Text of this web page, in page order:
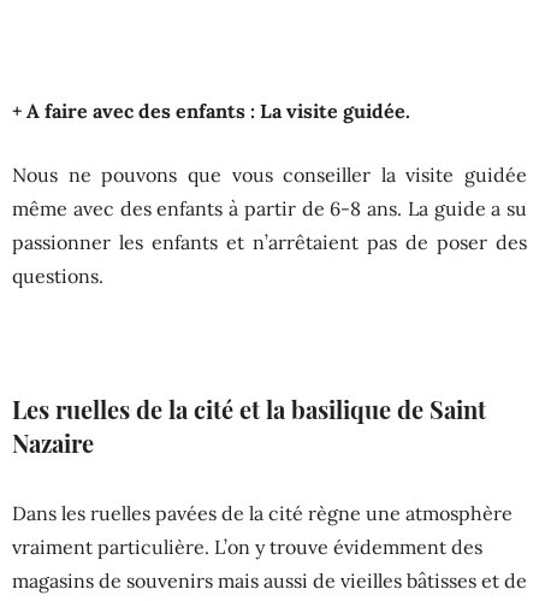
+ A faire avec des enfants : La visite guidée.
Nous ne pouvons que vous conseiller la visite guidée
même avec des enfants à partir de 6-8 ans. La guide a su
passionner les enfants et n’arrêtaient pas de poser des
questions.
Les ruelles de la cité et la basilique de Saint
Nazaire
Dans les ruelles pavées de la cité règne une atmosphère
vraiment particulière. L’on y trouve évidemment des
magasins de souvenirs mais aussi de vieilles bâtisses et de